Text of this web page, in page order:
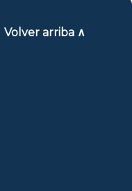
Volver arriba ∧